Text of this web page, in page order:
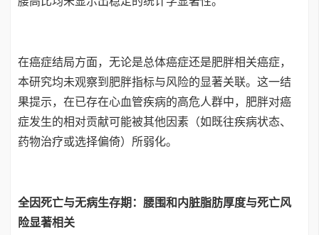
在癌症结局方面，无论是总体癌症还是肥胖相关癌症，
本研究均未观察到肥胖指标与风险的显著关联。这一结
果提示，在已存在心血管疾病的高危人群中，肥胖对癌
症发生的相对贡献可能被其他因素（如既往疾病状态、
药物治疗或选择偏倚）所弱化。
全因死亡与无病生存期：腰围和内脏脂肪厚度与死亡风
险显著相关